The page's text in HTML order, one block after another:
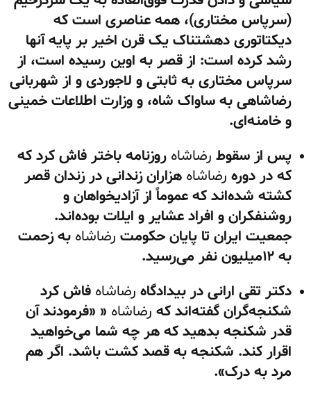
(سرپاس مختاری)، همه عناصری است که
دیکتاتوری دهشتناک یک قرن اخیر بر پایه آنها
رشد کرده است: از قصر به اوین رسیده است، از
سرپاس مختاری به ثابتی و لاجوردی و از شهربانی
رضاشاهی به ساواک شاه، و وزارت اطلاعات خمینی
و خامنه‌ای.
پس از سقوط رضاشاه روزنامه باختر فاش کرد که
که در دوره رضاشاه هزاران زندانی در زندان قصر
کشته شده‌اند که عموماً از آزادیخواهان و
روشنفکران و افراد عشایر و ایلات بوده‌اند.
جمعیت ایران تا پایان حکومت رضاشاه به زحمت
به ۱۲میلیون نفر می‌رسید.
دکتر تقی ارانی در بیدادگاه رضاشاه فاش کرد
شکنجه‌گران گفته‌اند که رضاشاه « «فرمودند آن
قدر شکنجه بدهید که هر چه شما می‌خواهید
اقرار کند. شکنجه به قصد کشت باشد. اگر هم
مرد به درک».